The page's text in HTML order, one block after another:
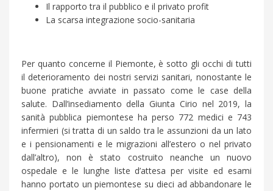
Il rapporto tra il pubblico e il privato profit
La scarsa integrazione socio-sanitaria
Per quanto concerne il Piemonte, è sotto gli occhi di tutti
il deterioramento dei nostri servizi sanitari, nonostante le
buone pratiche avviate in passato come le case della
salute. Dall’insediamento della Giunta Cirio nel 2019, la
sanità pubblica piemontese ha perso 772 medici e 743
infermieri (si tratta di un saldo tra le assunzioni da un lato
e i pensionamenti e le migrazioni all’estero o nel privato
dall’altro), non è stato costruito neanche un nuovo
ospedale e le lunghe liste d’attesa per visite ed esami
hanno portato un piemontese su dieci ad abbandonare le